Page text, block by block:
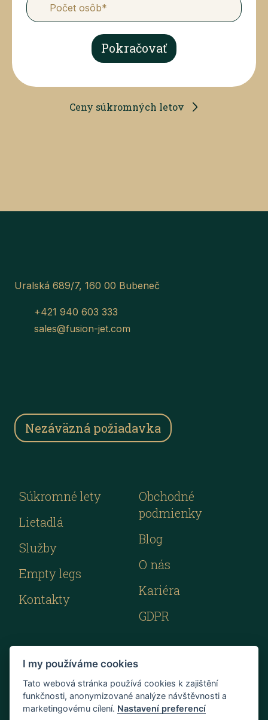
Pokračovať
Ceny súkromných letov
Uralská 689/7, 160 00 Bubeneč
+421 940 603 333
sales@fusion-jet.com
Nezáväzná požiadavka
Súkromné lety
Lietadlá
Služby
Empty legs
Kontakty
Obchodné
podmienky
Blog
O nás
Kariéra
GDPR
I my používáme cookies
Tato webová stránka používá cookies k zajištění
funkčnosti, anonymizované analýze návštěvnosti a
marketingovému cílení. Nastavení preferencí